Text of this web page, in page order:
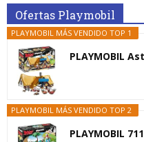
Ofertas Playmobil
PLAYMOBIL MÁS VENDIDO TOP 1
PLAYMOBIL
PLAYMOBIL MÁS VENDIDO TOP 2
PLAYMOBIL